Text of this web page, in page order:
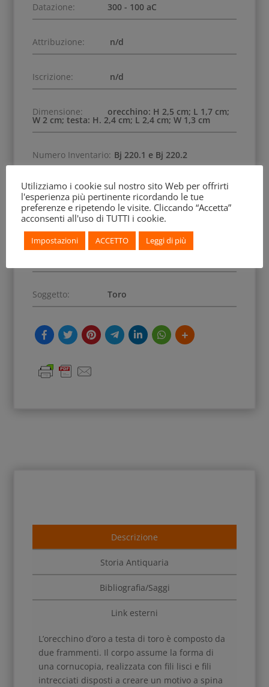
Datazione: 300 - 100 aC
Attribuzione: n/d
Iscrizione: n/d
Dimensione: orecchino: H 2,5 cm; L 1,7 cm;
W 2 cm; testa: H. 2,4 cm; L 2,4 cm; W 1,3 cm
Numero Inventario: Bj 220.1 e Bj 220.2
Altro Inventario: Bj 2382 e Bj 2179
Data di Acquisizione: 1861, acquisto
Soggetto: Toro
Descrizione
Storia Antiquaria
Bibliografia/Saggi
Link esterni
L’orecchino d’oro a testa di toro è composto da
due frammenti. Il corpo assume la forma di
una cornucopia, realizzata con fili lisci e fili
intrecciati disposti a creare un motivo a spina
Utilizziamo i cookie sul nostro sito Web per offrirti
l'esperienza più pertinente ricordando le tue
preferenze e ripetendo le visite. Cliccando “Accetta”
acconsenti all'uso di TUTTI i cookie.
Impostazioni ACCETTO Leggi di più